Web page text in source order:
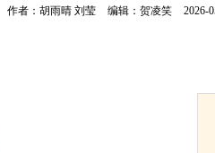
作者：胡雨晴 刘莹 编辑：贺凌笑 2026-